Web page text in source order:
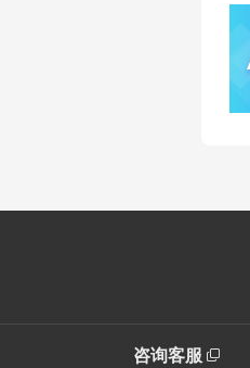
咨询客服